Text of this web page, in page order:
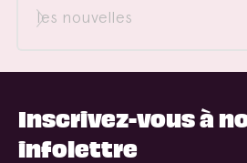
les nouvelles
Inscrivez-vous à
infolettre